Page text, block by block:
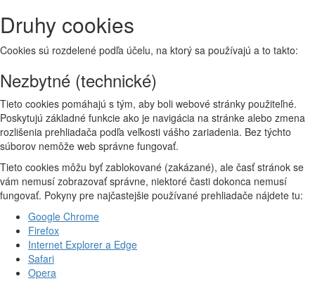
Druhy cookies
Cookies sú rozdelené podľa účelu, na ktorý sa používajú a to takto:
Nezbytné (technické)
Tieto cookies pomáhajú s tým, aby boli webové stránky použiteľné.
Poskytujú základné funkcie ako je navigácia na stránke alebo zmena
rozlišenia prehliadača podľa veľkosti vášho zariadenia. Bez týchto
súborov nemôže web správne fungovať.
Tieto cookies môžu byť zablokované (zakázané), ale časť stránok se
vám nemusí zobrazovať správne, niektoré časti dokonca nemusí
fungovať. Pokyny pre najčastejšie používané prehliadače nájdete tu:
Google Chrome
Firefox
Internet Explorer a Edge
Safari
Opera